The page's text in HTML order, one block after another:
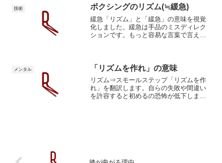
見てもらえれば分かりますが、ほとんど
は側頭部ではなく顔面を殴...
技術 ボクシングのリズム(≒緩急)
緩急「リズム」と「緩急」の意味を視覚
化しました。緩急は手品のミスディレク
ションです。もっと容易な言葉で言えば
れを「意識」しているわけ...
メンタル 「リズムを作れ」の意味
リズム⇒スモールステップ「リズムを作
れ」を翻訳します。自らの失敗や間違い
を許容すると初めるの恐怖が低下しま